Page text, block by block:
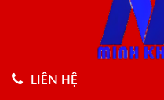
LIÊN HỆ